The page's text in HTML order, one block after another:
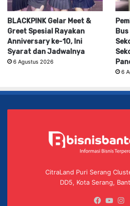
BLACKPINK Gelar Meet &
Greet Spesial Rayakan
Anniversary ke-10, Ini
Syarat dan Jadwalnya
6 Agustus 2026
6
CitraLand Puri Serang
DD5, Kota Serang,